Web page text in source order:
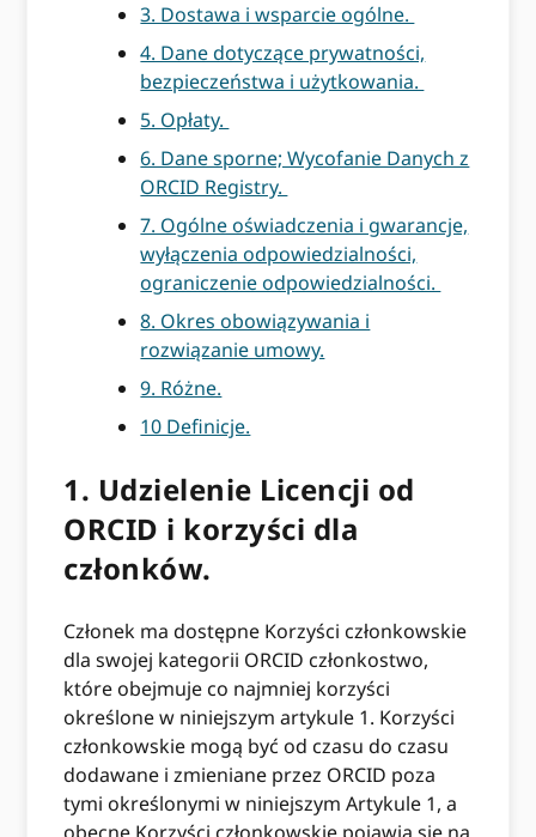
3. Dostawa i wsparcie ogólne.
4. Dane dotyczące prywatności,
bezpieczeństwa i użytkowania.
5. Opłaty.
6. Dane sporne; Wycofanie Danych z
ORCID Registry.
7. Ogólne oświadczenia i gwarancje,
wyłączenia odpowiedzialności,
ograniczenie odpowiedzialności.
8. Okres obowiązywania i
rozwiązanie umowy.
9. Różne.
10 Definicje.
1. Udzielenie Licencji od
ORCID i korzyści dla
członków.
Członek ma dostępne Korzyści członkowskie
dla swojej kategorii ORCID członkostwo,
które obejmuje co najmniej korzyści
określone w niniejszym artykule 1. Korzyści
członkowskie mogą być od czasu do czasu
dodawane i zmieniane przez ORCID poza
tymi określonymi w niniejszym Artykule 1, a